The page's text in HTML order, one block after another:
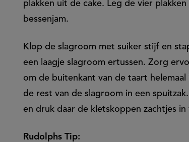
plakken uit de cake. Leg de vier
bessenjam.
Klop de slagroom met suiker stijf en
een laagje slagroom ertussen. Zorg
om de buitenkant van de taart
de rest van de slagroom in een
en druk daar de kletskoppen zachtjes in
Rudolphs Tip: